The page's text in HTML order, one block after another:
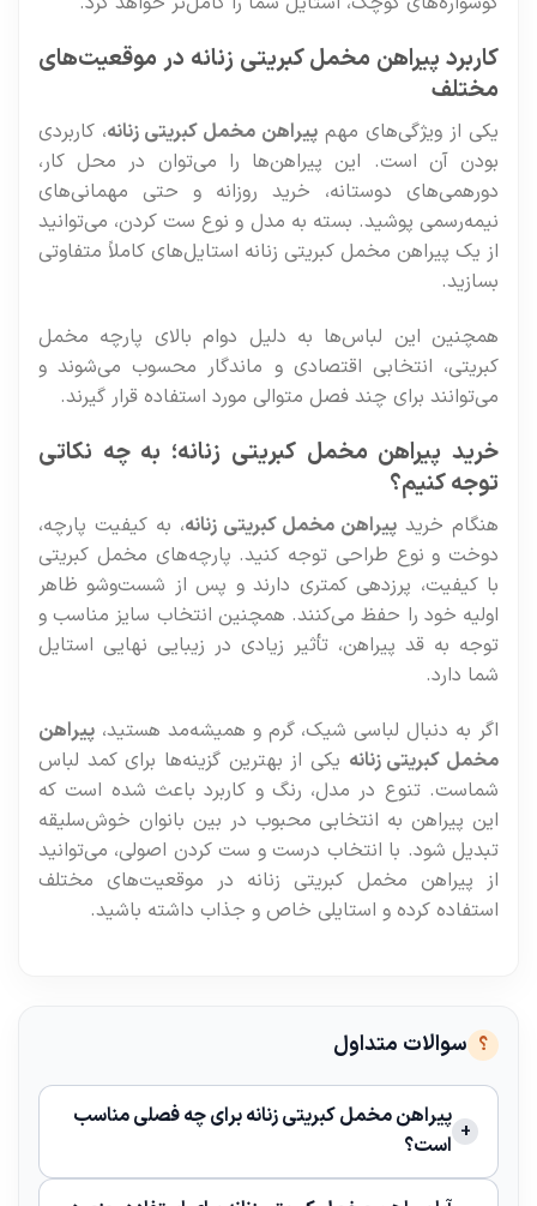
کاربرد پیراهن مخمل کبریتی زنانه در موقعیت‌های
مختلف
یکی از ویژگی‌های مهم پیراهن مخمل کبریتی زنانه، کاربردی
بودن آن است. این پیراهن‌ها را می‌توان در محل کار،
دورهمی‌های دوستانه، خرید روزانه و حتی مهمانی‌های
نیمه‌رسمی پوشید. بسته به مدل و نوع ست کردن، می‌توانید
از یک پیراهن مخمل کبریتی زنانه استایل‌های کاملاً متفاوتی
بسازید.
همچنین این لباس‌ها به دلیل دوام بالای پارچه مخمل
کبریتی، انتخابی اقتصادی و ماندگار محسوب می‌شوند و
می‌توانند برای چند فصل متوالی مورد استفاده قرار گیرند.
خرید پیراهن مخمل کبریتی زنانه؛ به چه نکاتی
توجه کنیم؟
هنگام خرید پیراهن مخمل کبریتی زنانه، به کیفیت پارچه،
دوخت و نوع طراحی توجه کنید. پارچه‌های مخمل کبریتی
با کیفیت، پرزدهی کمتری دارند و پس از شست‌وشو ظاهر
اولیه خود را حفظ می‌کنند. همچنین انتخاب سایز مناسب و
توجه به قد پیراهن، تأثیر زیادی در زیبایی نهایی استایل
شما دارد.
اگر به دنبال لباسی شیک، گرم و همیشه‌مد هستید، پیراهن
مخمل کبریتی زنانهیکی از بهترین گزینه‌ها برای کمد لباس
شماست. تنوع در مدل، رنگ و کاربرد باعث شده است که
این پیراهن به انتخابی محبوب در بین بانوان خوش‌سلیقه
تبدیل شود. با انتخاب درست و ست کردن اصولی، می‌توانید
از پیراهن مخمل کبریتی زنانه در موقعیت‌های مختلف
استفاده کرده و استایلی خاص و جذاب داشته باشید.
سوالات متداول
پیراهن مخمل کبریتی زنانه برای چه فصلی مناسب
است؟